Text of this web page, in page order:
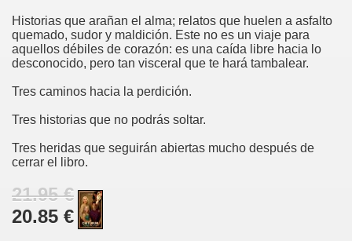
Historias que arañan el alma; relatos que huelen a asfalto
quemado, sudor y maldición. Este no es un viaje para
aquellos débiles de corazón: es una caída libre hacia lo
desconocido, pero tan visceral que te hará tambalear.
Tres caminos hacia la perdición.
Tres historias que no podrás soltar.
Tres heridas que seguirán abiertas mucho después de
cerrar el libro.
21.95 €
20.85 €